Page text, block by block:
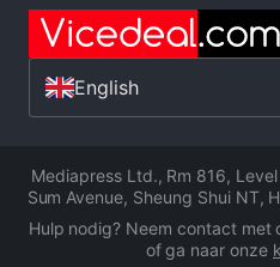
English
Mediapress Ltd., Rm 816,
Sum Avenue, Sheung Shui NT,
Hulp nodig? Neem contact met
of ga naar onze